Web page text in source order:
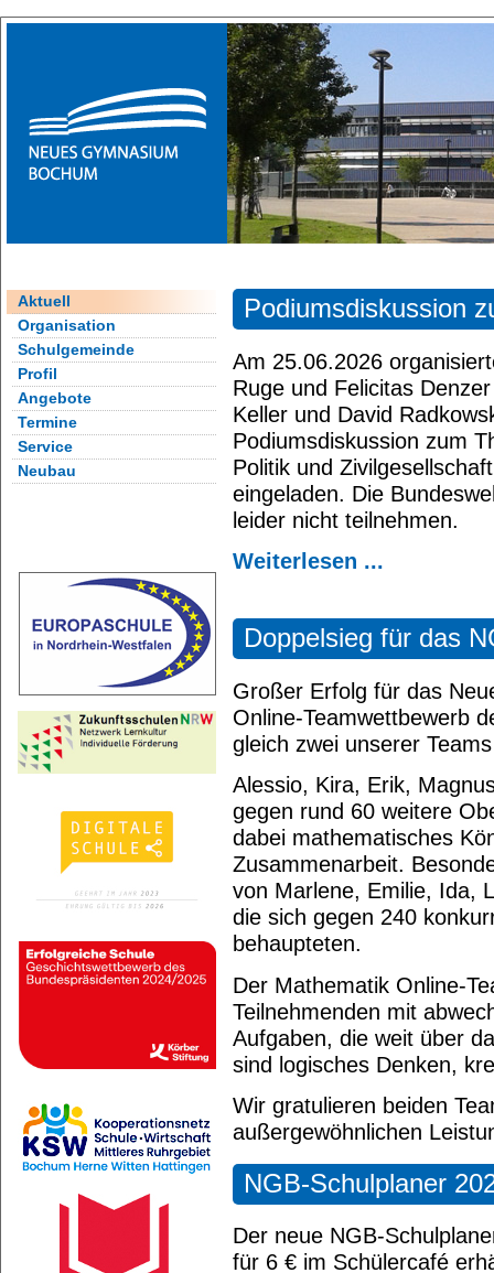
Aktuell
Organisation
Schulgemeinde
Profil
Angebote
Termine
Service
Neubau
Podiumsdiskussion
Am 25.06.2026
Ruge und Felicitas
Keller und David
Podiumsdiskussion zum
Politik und
eingeladen. Die
leider nicht teilnehmen.
Weiterlesen ...
Doppelsieg für das
Großer Erfolg für das
Online-Teamwettbewerb
gleich zwei unserer
Alessio, Kira, Erik,
gegen rund 60 weitere
dabei mathematisches
Zusammenarbeit.
von Marlene, Emilie, Ida,
die sich gegen 240
behaupteten.
Der Mathematik Online-
Teilnehmenden mit
Aufgaben, die weit über
sind logisches Denken,
Wir gratulieren beiden
außergewöhnlichen
NGB-Schulplaner
Der neue NGB-
für 6 € im Schülercafé